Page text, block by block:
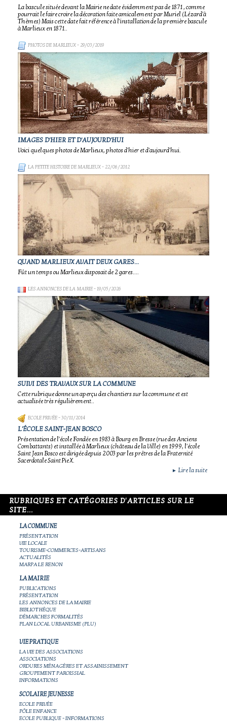
La bascule située devant la Mairie ne date évidemment pas de 1871 , comme
pourrait le faire croire la décoration faite amicalement par Muriel (Lézard'à
Thèmes) Mais cette date fait référence à l'installation de la première bascule
à Marlieux en 1871..
PHOTOS DE MARLIEUX- 29/03/2019
IMAGES D'HIER ET D'AUJOURD'HUI
Voici quelques photos de Marlieux, photos d'hier et d'aujourd'hui.
LA PETITE HISTOIRE DE MARLIEUX- 22/06/2012
QUAND MARLIEUX AVAIT DEUX GARES...
Fût un temps ou Marlieux disposait de 2 gares....
LES ANNONCES DE LA MAIRIE- 19/05/2026
SUIVI DES TRAVAUX SUR LA COMMUNE
Cette rubrique donne un aperçu des chantiers sur la commune et est
actualisée très régulièrement..
ECOLE PRIVÉE- 30/11/2014
L'ÉCOLE SAINT-JEAN BOSCO
Présentation de l'école Fondée en 1983 à Bourg en Bresse (rue des Anciens
Combattants) et installée à Marlieux (château de la Ville) en 1999, l'école
Saint Jean Bosco est dirigée depuis 2003 par les prêtres de la Fraternité
Sacerdotale Saint Pie X.
► Lire la suite
RUBRIQUES ET CATÉGORIES D'ARTICLES SUR LE
SITE...
LA COMMUNE
PRÉSENTATION
VIE LOCALE
TOURISME-COMMERCES-ARTISANS
ACTUALITÉS
MARPA LE RENON
LA MAIRIE
PUBLICATIONS
PRÉSENTATION
LES ANNONCES DE LA MAIRIE
BIBLIOTHÈQUE
DÉMARCHES FORMALITÉS
PLAN LOCAL URBANISME (PLU)
VIE PRATIQUE
LA VIE DES ASSOCIATIONS
ASSOCIATIONS
ORDURES MÉNAGÈRES ET ASSAINISSEMENT
GROUPEMENT PAROISSIAL
INFORMATIONS
SCOLAIRE JEUNESSE
ECOLE PRIVÉE
PÔLE ENFANCE
ECOLE PUBLIQUE - INFORMATIONS